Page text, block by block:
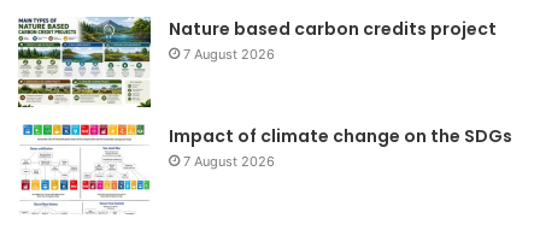
Nature based carbon credits project
7 August 2026
Impact of climate change on the SDGs
7 August 2026